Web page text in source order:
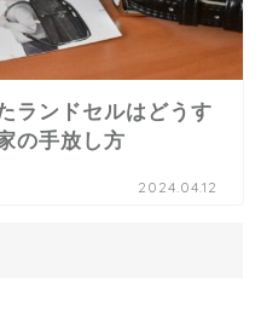
ランドセルはどうす
の手放し方
2024.04.12